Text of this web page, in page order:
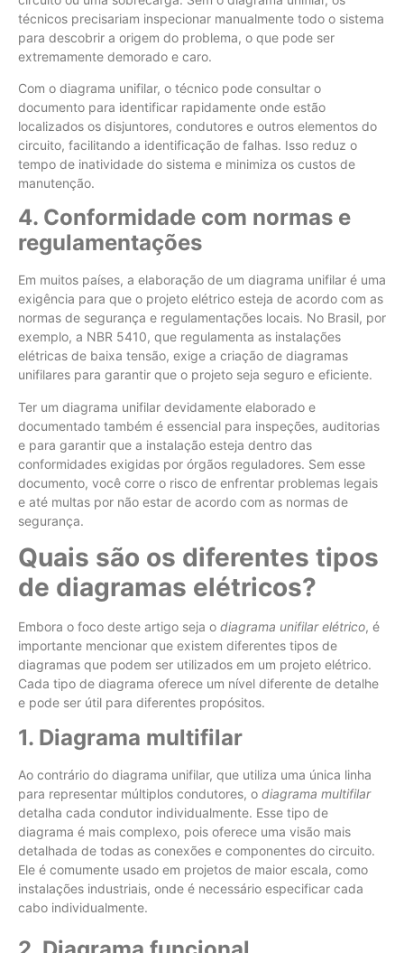
técnicos precisariam inspecionar manualmente todo o sistema
para descobrir a origem do problema, o que pode ser
extremamente demorado e caro.
Com o diagrama unifilar, o técnico pode consultar o
documento para identificar rapidamente onde estão
localizados os disjuntores, condutores e outros elementos do
circuito, facilitando a identificação de falhas. Isso reduz o
tempo de inatividade do sistema e minimiza os custos de
manutenção.
4. Conformidade com normas e
regulamentações
Em muitos países, a elaboração de um diagrama unifilar é uma
exigência para que o projeto elétrico esteja de acordo com as
normas de segurança e regulamentações locais. No Brasil, por
exemplo, a NBR 5410, que regulamenta as instalações
elétricas de baixa tensão, exige a criação de diagramas
unifilares para garantir que o projeto seja seguro e eficiente.
Ter um diagrama unifilar devidamente elaborado e
documentado também é essencial para inspeções, auditorias
e para garantir que a instalação esteja dentro das
conformidades exigidas por órgãos reguladores. Sem esse
documento, você corre o risco de enfrentar problemas legais
e até multas por não estar de acordo com as normas de
segurança.
Quais são os diferentes tipos
de diagramas elétricos?
Embora o foco deste artigo seja o diagrama unifilar elétrico, é
importante mencionar que existem diferentes tipos de
diagramas que podem ser utilizados em um projeto elétrico.
Cada tipo de diagrama oferece um nível diferente de detalhe
e pode ser útil para diferentes propósitos.
1. Diagrama multifilar
Ao contrário do diagrama unifilar, que utiliza uma única linha
para representar múltiplos condutores, o diagrama multifilar
detalha cada condutor individualmente. Esse tipo de
diagrama é mais complexo, pois oferece uma visão mais
detalhada de todas as conexões e componentes do circuito.
Ele é comumente usado em projetos de maior escala, como
instalações industriais, onde é necessário especificar cada
cabo individualmente.